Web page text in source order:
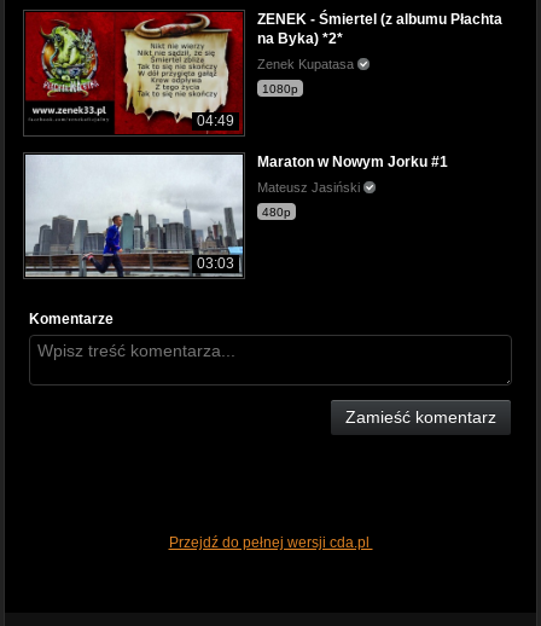
04:49
ZENEK - Śmiertel (z albumu Płachta
na Byka) *2*
Zenek Kupatasa
1080p
03:03
Maraton w Nowym Jorku #1
Mateusz Jasiński
480p
Komentarze
Zamieść komentarz
Przejdź do pełnej wersji cda.pl